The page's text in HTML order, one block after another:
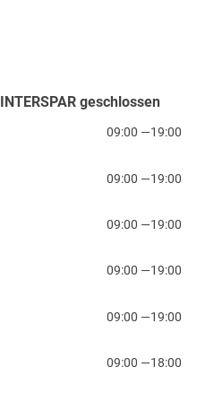
INTERSPAR geschlossen
09:00 —19:00
09:00 —19:00
09:00 —19:00
09:00 —19:00
09:00 —19:00
09:00 —18:00